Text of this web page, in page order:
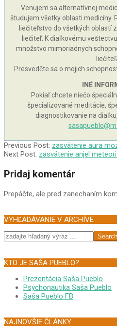
Venujem sa alternatívnej
študujem všetky oblasti medicíny.
liečiteľstvo do všetkých oblastí
liečiteľ. K diaľkovému
množstvo mimoriadnych
Presvedčte sa o mojich
INÉ
Pokiaľ chcete niečo
špecializované meditácie,
diagnostikovanie na
2010-
10-
Previous Post: zasvätenie aura
Next Post: zasvätenie anjel
Pridaj komentár
Prepáčte, ale pred zanechaním
VYHĽADÁVANIE V ARCHÍVE
Search
KTO JE SAŠA PUEBLO?
Prezentácia Saša Pueblo
Psychonautika Saša Pueblo
Saša Pueblo FB
NAJNOVŠIE ČLÁNKY